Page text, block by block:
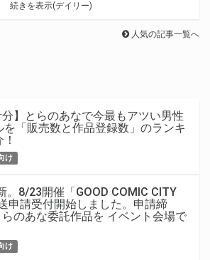
続きを表示(デイリー)
人気の記事一覧へ
分】とらのあなで今最もアツい男性
を「販売数と作品登録数」のランキ
け
。8/23開催「GOOD COMIC CITY
申請受付開始しました。申請締
のあな委託作品を イベント会場で
け